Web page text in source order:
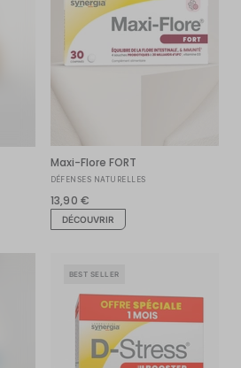
Maxi-Flore FORT
DÉFENSES NATURELLES
13,90 €
DÉCOUVRIR
BEST SELLER